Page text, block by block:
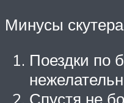
Минусы
Поездки по
Спустя не